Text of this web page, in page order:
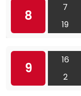
8
7
19
9
16
2